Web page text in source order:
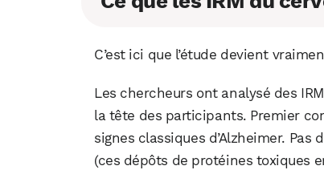
C’est ici que l’étude devient
Les chercheurs ont analysé des
la tête des participants. Premier
signes classiques d’Alzheimer.
(ces dépôts de protéines toxiques